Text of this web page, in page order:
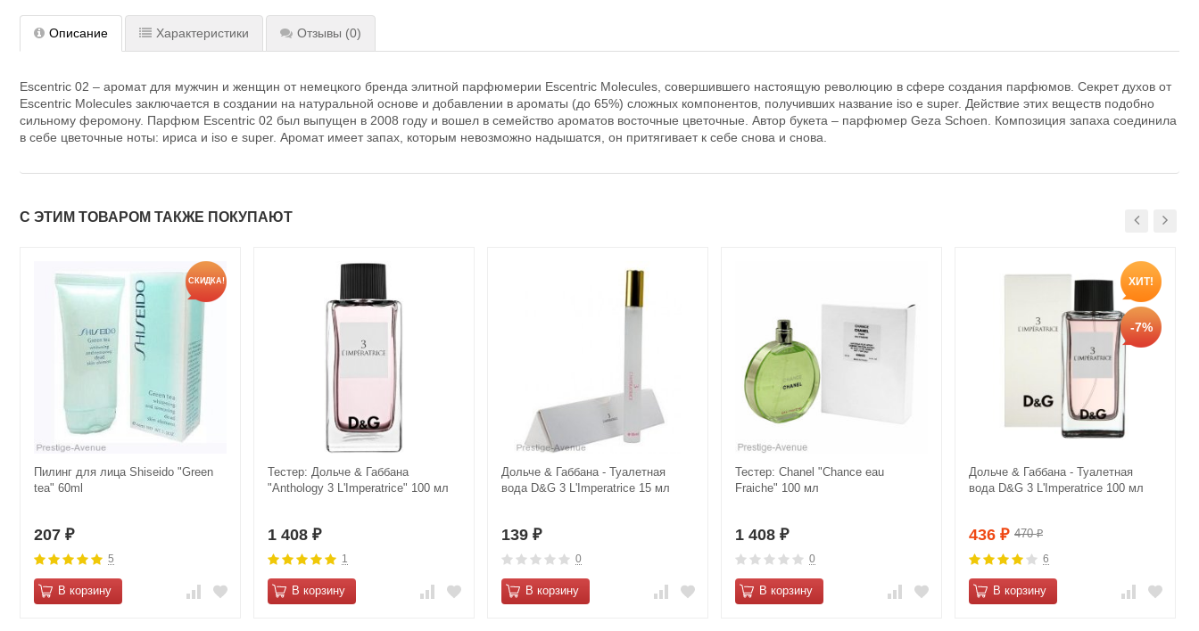
Описание Характеристики Отзывы (0)
Escentric 02 – аромат для мужчин и женщин от немецкого бренда элитной парфюмерии Escentric Molecules, совершившего настоящую революцию в сфере создания парфюмов. Секрет духов от
Escentric Molecules заключается в создании на натуральной основе и добавлении в ароматы (до 65%) сложных компонентов, получивших название iso e super. Действие этих веществ подобно
сильному феромону. Парфюм Escentric 02 был выпущен в 2008 году и вошел в семейство ароматов восточные цветочные. Автор букета – парфюмер Geza Schoen. Композиция запаха соединила
в себе цветочные ноты: ириса и iso e super. Аромат имеет запах, которым невозможно надышатся, он притягивает к себе снова и снова.
С ЭТИМ ТОВАРОМ ТАКЖЕ ПОКУПАЮТ
СКИДКА!
Пилинг для лица Shiseido "Green
tea" 60ml
207 ₽
5
В корзину
Тестер: Дольче & Габбана
"Anthology 3 L'Imperatrice" 100 мл
1 408 ₽
1
В корзину
Дольче & Габбана - Туалетная
вода D&G 3 L'Imperatrice 15 мл
139 ₽
0
В корзину
Тестер: Сhanеl "Сhаnce еau
Frаiсhe" 100 мл
1 408 ₽
0
В корзину
ХИТ!
-7%
Дольче & Габбана - Туалетная
вода D&G 3 L'Imperatrice 100 мл
436 ₽ 470₽
6
В корзину